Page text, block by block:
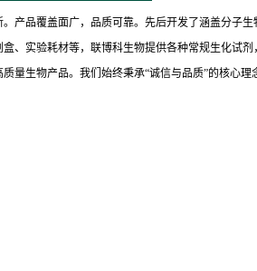
产品覆盖面广，品质可靠。先后开发了涵盖分子
、实验耗材等，联博科生物提供各种常规生化试
生物产品。我们始终秉承“诚信与品质”的核心